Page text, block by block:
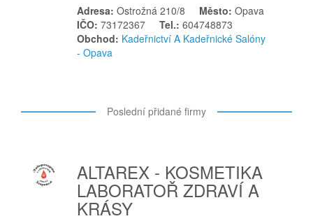
Uherské Hradiště
Újezd u Brna
Ú
Adresa: Ostrožná 210/8 Město: Opava
IČO: 73172367 Tel.: 604748873
Obchod: Kadeřnictví A Kadeřnické Salóny
- Opava
Poslední přidané firmy
ALTAREX - KOSMETIKA
LABORATOŘ ZDRAVÍ A
KRÁSY